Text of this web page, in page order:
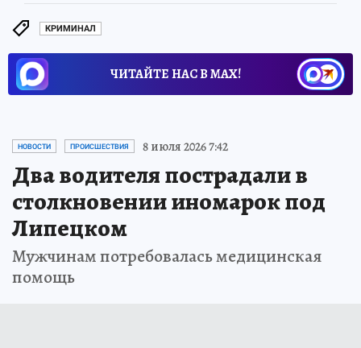
КРИМИНАЛ
ЧИТАЙТЕ НАС В МАХ!
НОВОСТИ ПРОИСШЕСТВИЯ 8 июля 2026 7:42
Два водителя пострадали в
столкновении иномарок под
Липецком
Мужчинам потребовалась медицинская
помощь